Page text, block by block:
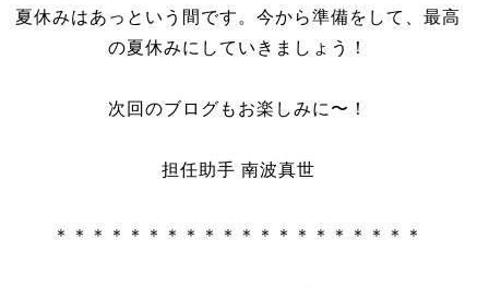
夏休みはあっという間です。今から準備をして、最高
の夏休みにしていきましょう！
次回のブログもお楽しみに〜！
担任助手 南波真世
＊＊＊＊＊＊＊＊＊＊＊＊＊＊＊＊＊＊＊＊